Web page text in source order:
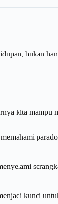
bukan
kita mampu
kunci